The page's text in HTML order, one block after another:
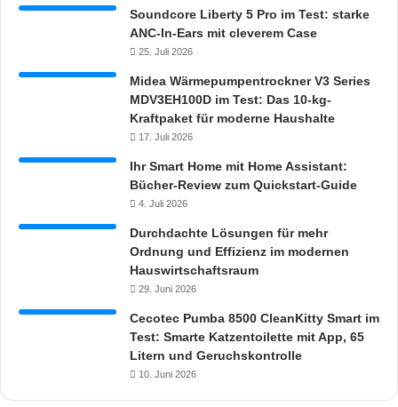
Soundcore Liberty 5 Pro im Test: starke
ANC-In-Ears mit cleverem Case
25. Juli 2026
Midea Wärmepumpentrockner V3 Series
MDV3EH100D im Test: Das 10-kg-
Kraftpaket für moderne Haushalte
17. Juli 2026
Ihr Smart Home mit Home Assistant:
Bücher-Review zum Quickstart-Guide
4. Juli 2026
Durchdachte Lösungen für mehr
Ordnung und Effizienz im modernen
Hauswirtschaftsraum
29. Juni 2026
Cecotec Pumba 8500 CleanKitty Smart im
Test: Smarte Katzentoilette mit App, 65
Litern und Geruchskontrolle
10. Juni 2026